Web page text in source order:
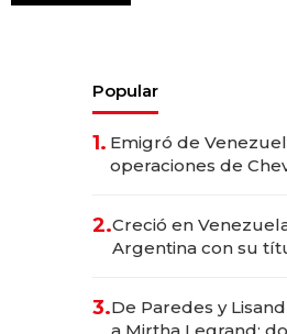
Popular
1. Emigró de
operaciones de
2.Creció en
Argentina con su
las marcas "fast
3.De Paredes y